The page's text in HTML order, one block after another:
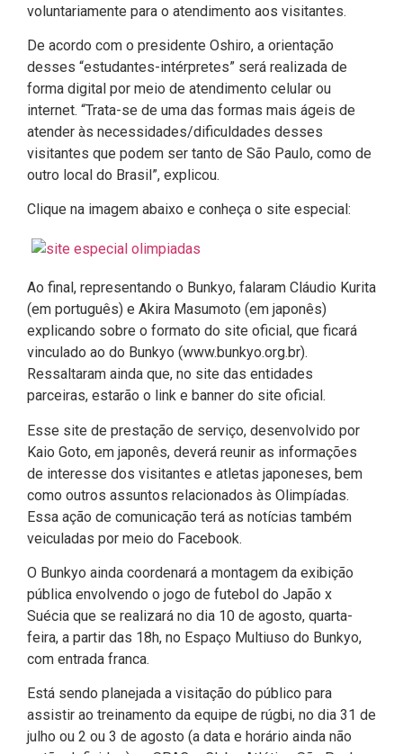
voluntariamente para o atendimento aos visitantes.
De acordo com o presidente Oshiro, a orientação
desses “estudantes-intérpretes” será realizada de
forma digital por meio de atendimento celular ou
internet. “Trata-se de uma das formas mais ágeis de
atender às necessidades/dificuldades desses
visitantes que podem ser tanto de São Paulo, como de
outro local do Brasil”, explicou.
Clique na imagem abaixo e conheça o site especial:
Ao final, representando o Bunkyo, falaram Cláudio Kurita
(em português) e Akira Masumoto (em japonês)
explicando sobre o formato do site oficial, que ficará
vinculado ao do Bunkyo (www.bunkyo.org.br).
Ressaltaram ainda que, no site das entidades
parceiras, estarão o link e banner do site oficial.
Esse site de prestação de serviço, desenvolvido por
Kaio Goto, em japonês, deverá reunir as informações
de interesse dos visitantes e atletas japoneses, bem
como outros assuntos relacionados às Olimpíadas.
Essa ação de comunicação terá as notícias também
veiculadas por meio do Facebook.
O Bunkyo ainda coordenará a montagem da exibição
pública envolvendo o jogo de futebol do Japão x
Suécia que se realizará no dia 10 de agosto, quarta-
feira, a partir das 18h, no Espaço Multiuso do Bunkyo,
com entrada franca.
Está sendo planejada a visitação do público para
assistir ao treinamento da equipe de rúgbi, no dia 31 de
julho ou 2 ou 3 de agosto (a data e horário ainda não